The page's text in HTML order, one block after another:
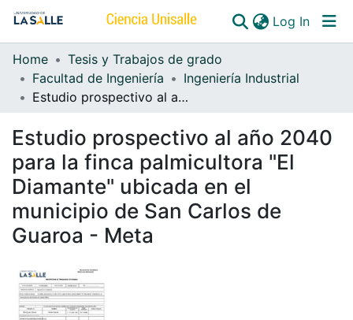
Log In
Communities & Collections
All of DSpace
Home
Tesis y Trabajos de grado
Facultad de Ingeniería
Ingeniería Industrial
Estudio prospectivo al año 2040 para la finca palmicultora "El Diamante" ubicada en el municipio de San Carlos de Guaroa - Meta
Estudio prospectivo al año 2040
para la finca palmicultora "El
Diamante" ubicada en el
municipio de San Carlos de
Guaroa - Meta